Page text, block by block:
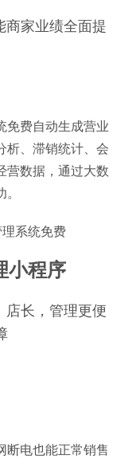
商家业绩全面提
免费自动生成营业
析、滞销统计、会
营数据，通过大数
小程序
店长，管理更便
断电也能正常销售